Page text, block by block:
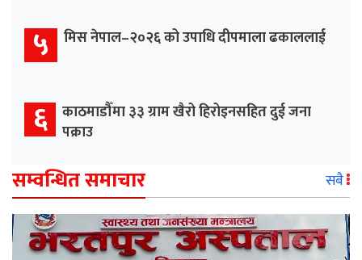
५ मिस नेपाल–२०२६ को उपाधि दीपमाला ढकाललाई
६ काठमाडौँमा ३३ ग्राम खैरो हिरोइनसहित दुई जना
पक्राउ
सम्वन्धित समाचार सबै